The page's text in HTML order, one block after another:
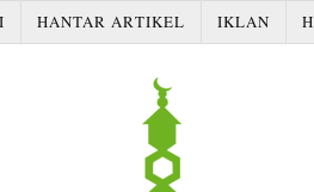
HANTAR ARTIKEL IKLAN